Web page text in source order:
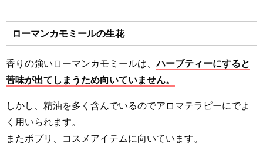
ローマンカモミールの生花
香りの強いローマンカモミールは、ハーブティーにすると
苦味が出てしまうため向いていません。
しかし、精油を多く含んでいるのでアロマテラピーにでよ
く用いられます。
またポプリ、コスメアイテムに向いています。